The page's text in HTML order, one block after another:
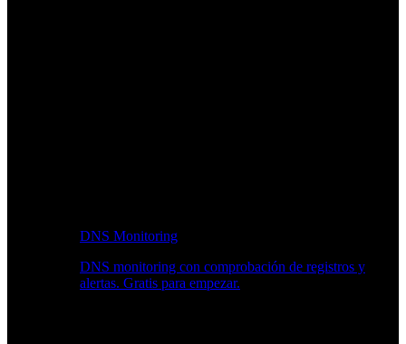
DNS Monitoring
DNS monitoring con comprobación de registros y
alertas. Gratis para empezar.